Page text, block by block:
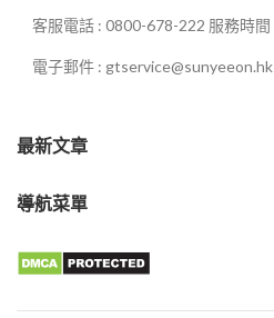
客服電話 : 0800-678-222 服務時
電子郵件 : gtservice@sunyeeon.hk
最新文章
導航菜單